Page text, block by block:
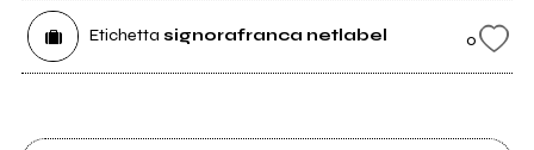
Etichetta signorafranca netlabel 0